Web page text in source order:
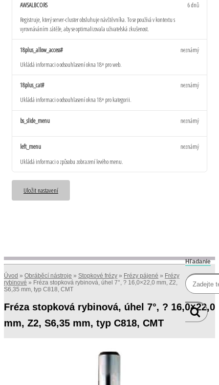
AWSALBCORS
Registruje, který server-cluster obsluhuje návštěvníka. To se používá v kontextu s
vyrovnáváním zátěže, aby se optimalizovala uživatelská zkušenost.
6 dnů
18plus_allow_access#
Ukládá informaci o odsouhlasení okna 18+ pro web.
neznámý
18plus_cat#
Ukládá informaci o odsouhlasení okna 18+ pro kategorii.
neznámý
bs_slide_menu neznámý
left_menu
Ukládá informaci o způsobu zobrazení levého menu.
neznámý
Uložit nastavení
Hľadanie
Úvod » Obráběcí nástroje » Stopkové frézy » Frézy pájené » Frézy
rybinové » Fréza stopková rybinová, úhel 7°, ? 16,0×22,0 mm, Z2,
S6,35 mm, typ C818, CMT
Fréza stopková rybinová, úhel 7°, ? 16,0×22,0
mm, Z2, S6,35 mm, typ C818, CMT